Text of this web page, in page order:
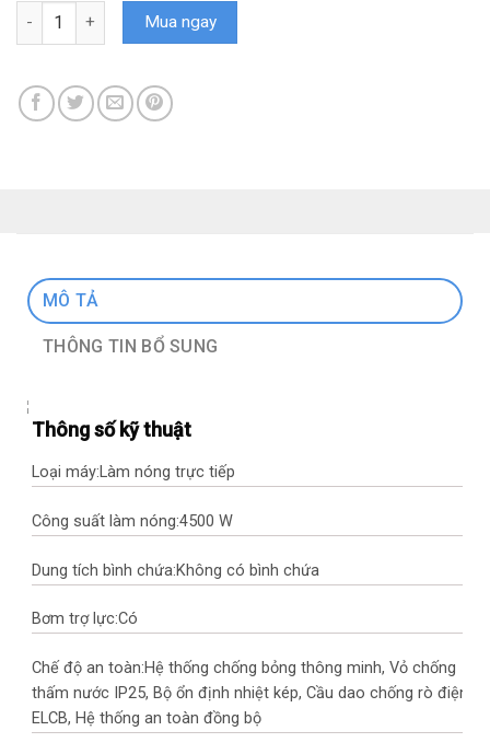
Máy nước nóng Ariston ST45PE-VN số lượng
Mua ngay
MÔ TẢ
THÔNG TIN BỔ SUNG
Thông số kỹ thuật
Loại máy:Làm nóng trực tiếp
Công suất làm nóng:4500 W
Dung tích bình chứa:Không có bình chứa
Bơm trợ lực:Có
Chế độ an toàn:Hệ thống chống bỏng thông minh, Vỏ chống
thấm nước IP25, Bộ ổn định nhiệt kép, Cầu dao chống rò điện
ELCB, Hệ thống an toàn đồng bộ